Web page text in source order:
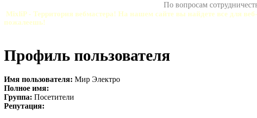
По вопросам
MixliP - Территория вебмастера! На нашем сайте вы найдете все для
пожалеешь!
Профиль пользователя
Имя пользователя: Мир Электро
Полное имя:
Группа: Посетители
Репутация: